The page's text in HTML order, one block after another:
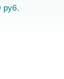
руб.